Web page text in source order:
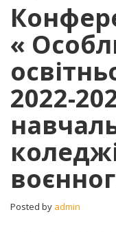
«
2022-
Posted by admin